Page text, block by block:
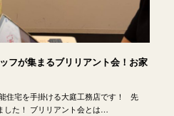
フが集まるブリリアント会！お家
住宅を手掛ける大庭工務店です！ 先
した！ ブリリアント会とは…